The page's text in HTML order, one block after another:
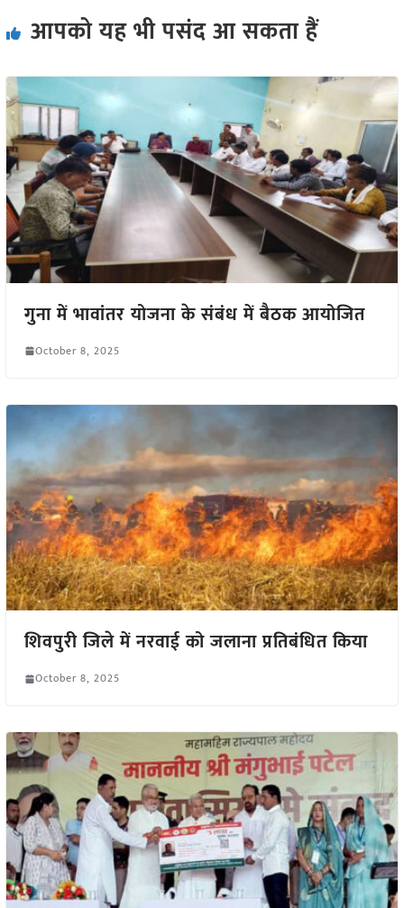
आपको यह भी पसंद आ सकता हैं
गुना में भावांतर योजना के संबंध में बैठक आयोजित
October 8, 2025
शिवपुरी जिले में नरवाई को जलाना प्रतिबंधित किया
October 8, 2025